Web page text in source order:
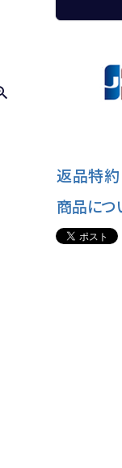
返品特
商品につ